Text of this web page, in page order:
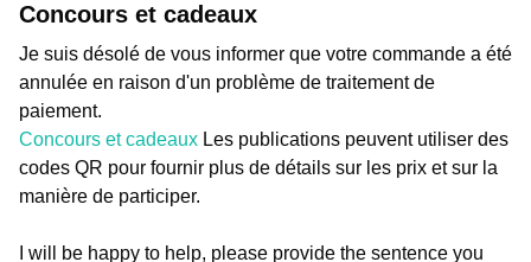
Concours et cadeaux
Je suis désolé de vous informer que votre commande a été
annulée en raison d'un problème de traitement de
paiement.
Concours et cadeaux Les publications peuvent utiliser des
codes QR pour fournir plus de détails sur les prix et sur la
manière de participer.
I will be happy to help, please provide the sentence you